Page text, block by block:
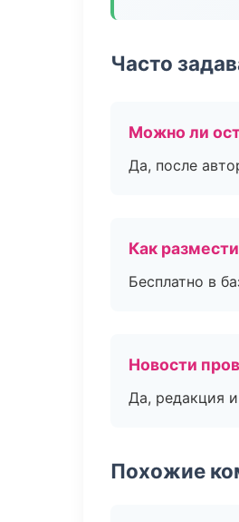
Часто
Можно ли
Да, после
Как
Бесплатно в
Новости
Да, редакция
Похожие